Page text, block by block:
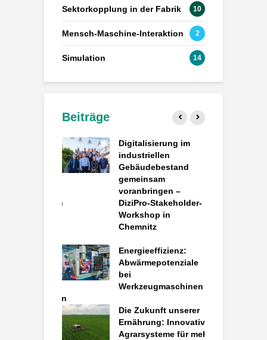
Sektorkopplung in der Fabrik 10
Mensch-Maschine-Interaktion 2
Simulation 14
Beiträge
Plattform
in der
Digitalisierung im
industriellen
Gebäudebestand
gemeinsam
voranbringen –
DiziPro-Stakeholder-
Workshop in
Chemnitz
Energieeffizienz:
Abwärmepotenziale
bei
Werkzeugmaschinen
Die Zukunft unserer
Ernährung: Innovative
Agrarsysteme für mehr